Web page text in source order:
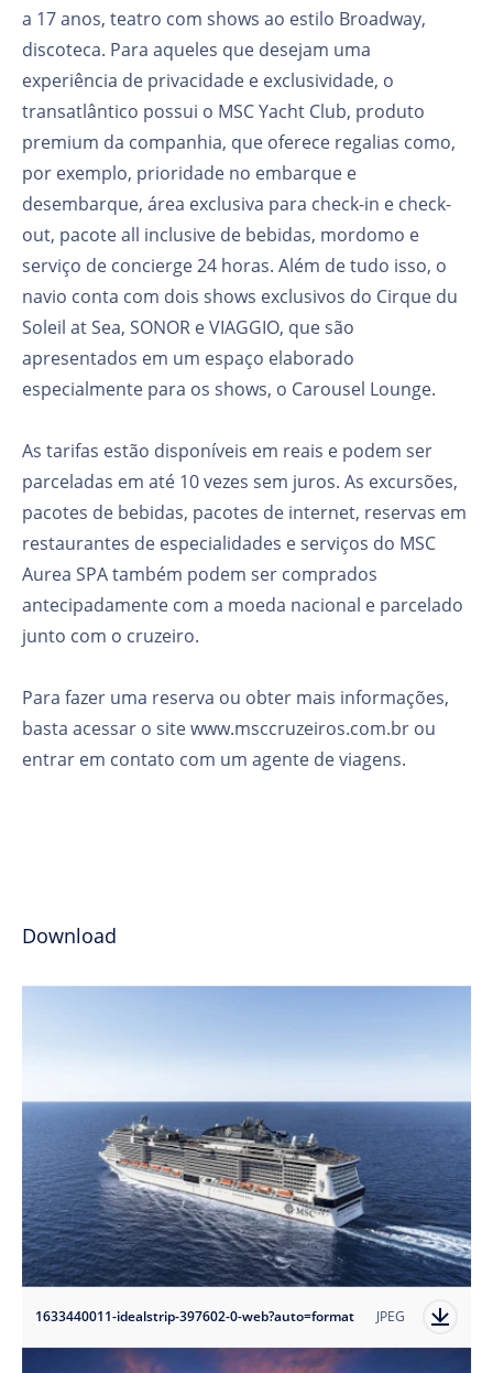
a 17 anos, teatro com shows ao estilo Broadway,
discoteca. Para aqueles que desejam uma
experiência de privacidade e exclusividade, o
transatlântico possui o MSC Yacht Club, produto
premium da companhia, que oferece regalias como,
por exemplo, prioridade no embarque e
desembarque, área exclusiva para check-in e check-
out, pacote all inclusive de bebidas, mordomo e
serviço de concierge 24 horas. Além de tudo isso, o
navio conta com dois shows exclusivos do Cirque du
Soleil at Sea, SONOR e VIAGGIO, que são
apresentados em um espaço elaborado
especialmente para os shows, o Carousel Lounge.
As tarifas estão disponíveis em reais e podem ser
parceladas em até 10 vezes sem juros. As excursões,
pacotes de bebidas, pacotes de internet, reservas em
restaurantes de especialidades e serviços do MSC
Aurea SPA também podem ser comprados
antecipadamente com a moeda nacional e parcelado
junto com o cruzeiro.
Para fazer uma reserva ou obter mais informações,
basta acessar o site www.msccruzeiros.com.br ou
entrar em contato com um agente de viagens.
Download
1633440011-idealstrip-397602-0-web?auto=format JPEG